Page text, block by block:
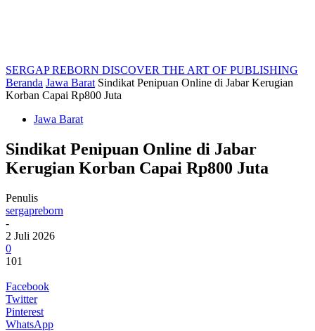
SERGAP REBORN DISCOVER THE ART OF PUBLISHING
Beranda Jawa Barat Sindikat Penipuan Online di Jabar Kerugian
Korban Capai Rp800 Juta
Jawa Barat
Sindikat Penipuan Online di Jabar
Kerugian Korban Capai Rp800 Juta
Penulis
sergapreborn
-
2 Juli 2026
0
101
Facebook
Twitter
Pinterest
WhatsApp